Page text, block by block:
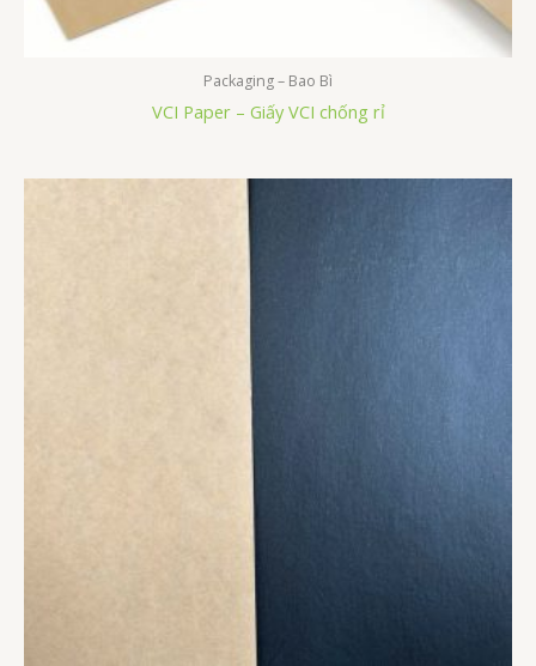
Packaging – Bao Bì
VCI Paper – Giấy VCI chống rỉ